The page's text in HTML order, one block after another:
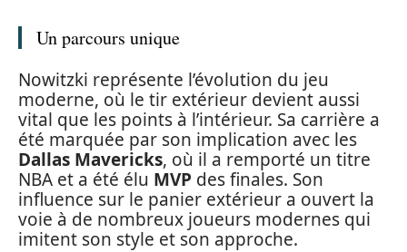
Un parcours unique
Nowitzki représente l’évolution du jeu
moderne, où le tir extérieur devient aussi
vital que les points à l’intérieur. Sa carrière a
été marquée par son implication avec les
Dallas Mavericks, où il a remporté un titre
NBA et a été élu MVP des finales. Son
influence sur le panier extérieur a ouvert la
voie à de nombreux joueurs modernes qui
imitent son style et son approche.